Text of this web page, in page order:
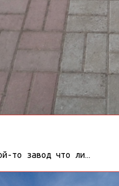
то завод что ли…